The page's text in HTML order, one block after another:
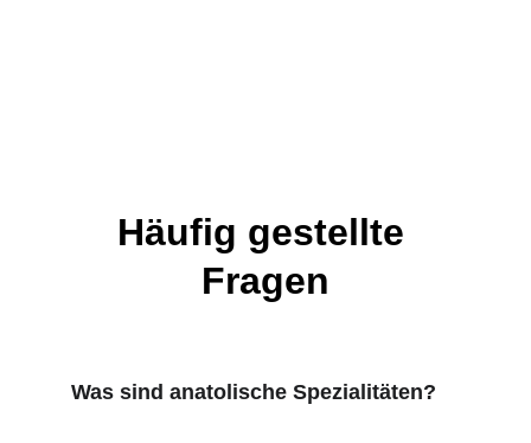
Häufig gestellte
Fragen
Was sind anatolische Spezialitäten?